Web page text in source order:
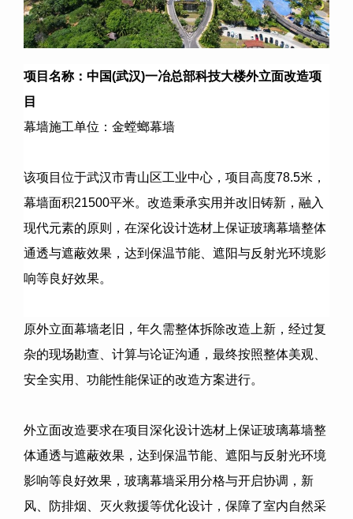
项目名称：中国(武汉)一冶总部科技大楼外立面改造项
目
幕墙施工单位：金螳螂幕墙
该项目位于武汉市青山区工业中心，项目高度78.5米，
幕墙面积21500平米。改造秉承实用并改旧铸新，融入
现代元素的原则，在深化设计选材上保证玻璃幕墙整体
通透与遮蔽效果，达到保温节能、遮阳与反射光环境影
响等良好效果。
原外立面幕墙老旧，年久需整体拆除改造上新，经过复
杂的现场勘查、计算与论证沟通，最终按照整体美观、
安全实用、功能性能保证的改造方案进行。
外立面改造要求在项目深化设计选材上保证玻璃幕墙整
体通透与遮蔽效果，达到保温节能、遮阳与反射光环境
影响等良好效果，玻璃幕墙采用分格与开启协调，新
风、防排烟、灭火救援等优化设计，保障了室内自然采